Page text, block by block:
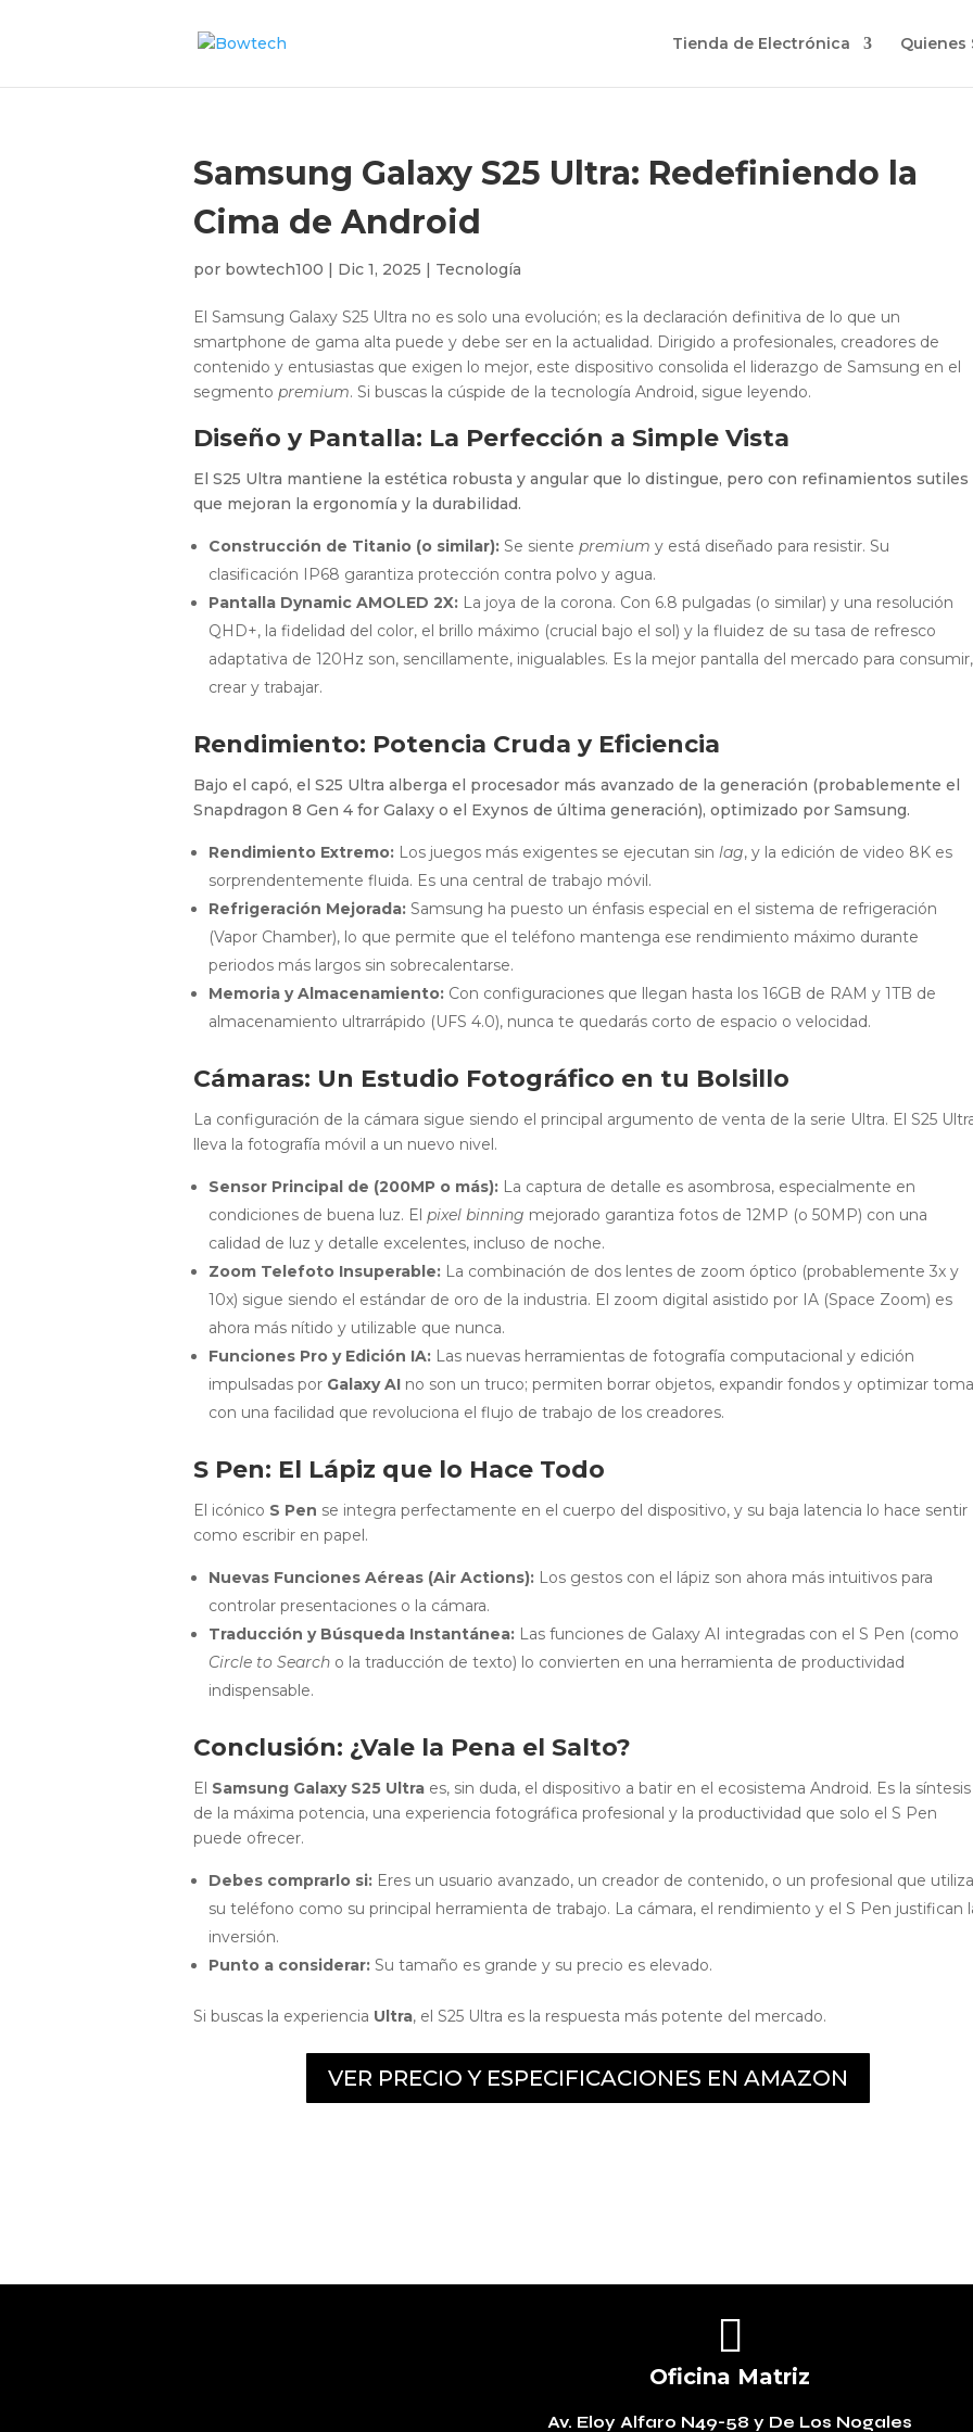
Tienda de Electrónica Quienes
Samsung Galaxy S25 Ultra: Redefiniendo la
Cima de Android
por bowtech100 | Dic 1, 2025 | Tecnología
El Samsung Galaxy S25 Ultra no es solo una evolución; es la declaración definitiva de lo que un
smartphone de gama alta puede y debe ser en la actualidad. Dirigido a profesionales, creadores de
contenido y entusiastas que exigen lo mejor, este dispositivo consolida el liderazgo de Samsung en el
segmento premium. Si buscas la cúspide de la tecnología Android, sigue leyendo.
Diseño y Pantalla: La Perfección a Simple Vista
El S25 Ultra mantiene la estética robusta y angular que lo distingue, pero con refinamientos sutiles
que mejoran la ergonomía y la durabilidad.
Construcción de Titanio (o similar): Se siente premium y está diseñado para resistir. Su
clasificación IP68 garantiza protección contra polvo y agua.
Pantalla Dynamic AMOLED 2X: La joya de la corona. Con 6.8 pulgadas (o similar) y una resolución
QHD+, la fidelidad del color, el brillo máximo (crucial bajo el sol) y la fluidez de su tasa de refresco
adaptativa de 120Hz son, sencillamente, inigualables. Es la mejor pantalla del mercado para consumir,
crear y trabajar.
Rendimiento: Potencia Cruda y Eficiencia
Bajo el capó, el S25 Ultra alberga el procesador más avanzado de la generación (probablemente el
Snapdragon 8 Gen 4 for Galaxy o el Exynos de última generación), optimizado por Samsung.
Rendimiento Extremo: Los juegos más exigentes se ejecutan sin lag, y la edición de video 8K es
sorprendentemente fluida. Es una central de trabajo móvil.
Refrigeración Mejorada: Samsung ha puesto un énfasis especial en el sistema de refrigeración
(Vapor Chamber), lo que permite que el teléfono mantenga ese rendimiento máximo durante
periodos más largos sin sobrecalentarse.
Memoria y Almacenamiento: Con configuraciones que llegan hasta los 16GB de RAM y 1TB de
almacenamiento ultrarrápido (UFS 4.0), nunca te quedarás corto de espacio o velocidad.
Cámaras: Un Estudio Fotográfico en tu Bolsillo
La configuración de la cámara sigue siendo el principal argumento de venta de la serie Ultra. El S25
lleva la fotografía móvil a un nuevo nivel.
Sensor Principal de (200MP o más): La captura de detalle es asombrosa, especialmente en
condiciones de buena luz. El pixel binning mejorado garantiza fotos de 12MP (o 50MP) con una
calidad de luz y detalle excelentes, incluso de noche.
Zoom Telefoto Insuperable: La combinación de dos lentes de zoom óptico (probablemente 3x y
10x) sigue siendo el estándar de oro de la industria. El zoom digital asistido por IA (Space Zoom) es
ahora más nítido y utilizable que nunca.
Funciones Pro y Edición IA: Las nuevas herramientas de fotografía computacional y edición
impulsadas por Galaxy AI no son un truco; permiten borrar objetos, expandir fondos y optimizar
con una facilidad que revoluciona el flujo de trabajo de los creadores.
S Pen: El Lápiz que lo Hace Todo
El icónico S Pen se integra perfectamente en el cuerpo del dispositivo, y su baja latencia lo hace sentir
como escribir en papel.
Nuevas Funciones Aéreas (Air Actions): Los gestos con el lápiz son ahora más intuitivos para
controlar presentaciones o la cámara.
Traducción y Búsqueda Instantánea: Las funciones de Galaxy AI integradas con el S Pen (como
Circle to Search o la traducción de texto) lo convierten en una herramienta de productividad
indispensable.
Conclusión: ¿Vale la Pena el Salto?
El Samsung Galaxy S25 Ultra es, sin duda, el dispositivo a batir en el ecosistema Android. Es la síntesis
de la máxima potencia, una experiencia fotográfica profesional y la productividad que solo el S Pen
puede ofrecer.
Debes comprarlo si: Eres un usuario avanzado, un creador de contenido, o un profesional que utiliza
su teléfono como su principal herramienta de trabajo. La cámara, el rendimiento y el S Pen justifican
inversión.
Punto a considerar: Su tamaño es grande y su precio es elevado.
Si buscas la experiencia Ultra, el S25 Ultra es la respuesta más potente del mercado.
VER PRECIO Y ESPECIFICACIONES EN AMAZON

Oficina Matriz
Av. Eloy Alfaro N49-58 y De Los Nogales